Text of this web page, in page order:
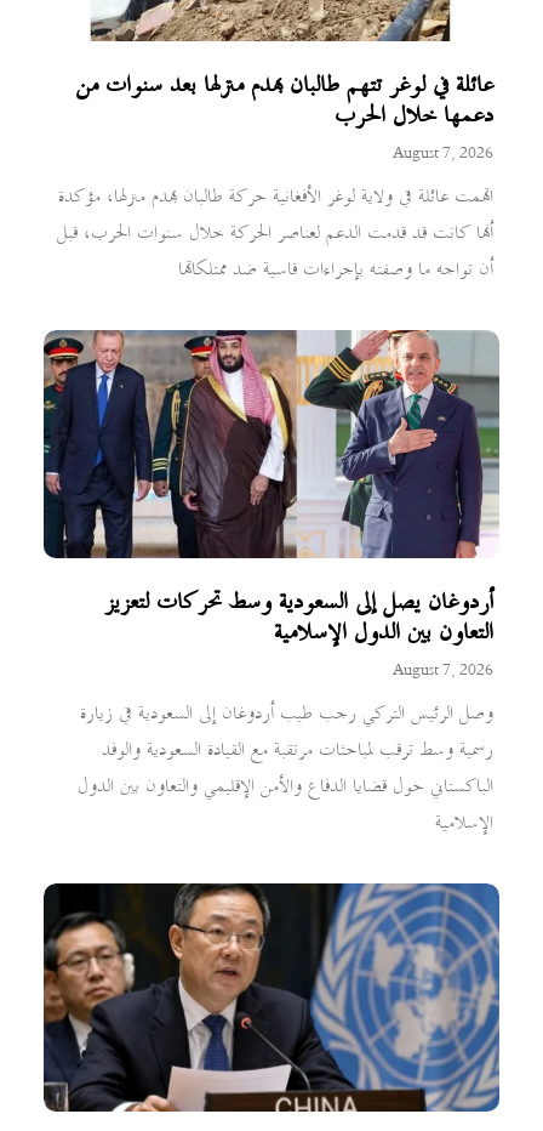
عائلة في لوغر تتهم طالبان بهدم منزلها بعد سنوات من
دعمها خلال الحرب
August 7, 2026
اتهمت عائلة في ولاية لوغر الأفغانية حركة طالبان بهدم منزلها، مؤكدة
أنها كانت قد قدمت الدعم لعناصر الحركة خلال سنوات الحرب، قبل
أن تواجه ما وصفته بإجراءات قاسية ضد ممتلكاتها
أردوغان يصل إلى السعودية وسط تحركات لتعزيز
التعاون بين الدول الإسلامية
August 7, 2026
وصل الرئيس التركي رجب طيب أردوغان إلى السعودية في زيارة
رسمية وسط ترقب لمباحثات مرتقبة مع القيادة السعودية والوفد
الباكستاني حول قضايا الدفاع والأمن الإقليمي والتعاون بين الدول
الإسلامية